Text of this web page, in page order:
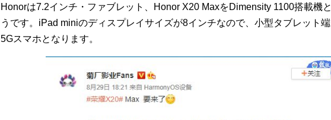
Honorは7.2インチ・ファブレット、Honor X20 MaxをDimensity 1100搭載機
うです。iPad miniのディスプレイサイズが8インチなので、小型タブレット
5Gスマホとなります。